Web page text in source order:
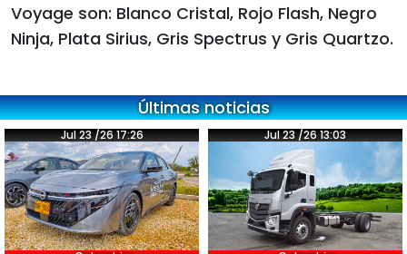
Voyage son: Blanco Cristal, Rojo Flash, Negro
Ninja, Plata Sirius, Gris Spectrus y Gris Quartzo.
Últimas noticias
Jul 23 /26 17:26 Jul 23 /26 13:03